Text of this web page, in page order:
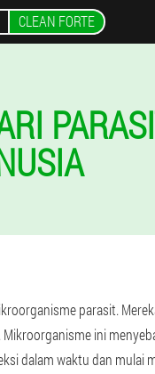
CLEAN FORTE
parasit.
ini
dalam waktu dan mulai